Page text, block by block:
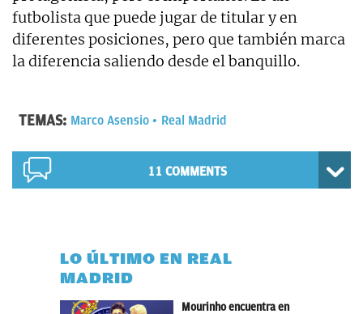
futbolista que puede jugar de titular y en
diferentes posiciones, pero que también marca
la diferencia saliendo desde el banquillo.
TEMAS: Marco Asensio Real Madrid
11 COMMENTS
LO ÚLTIMO EN REAL
MADRID
Mourinho encuentra en